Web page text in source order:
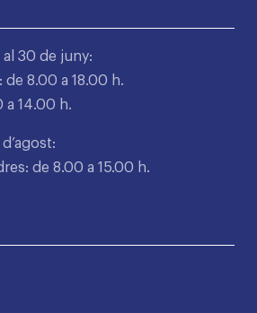
al 30 de juny:
de 8.00 a 18.00 h.
a 14.00 h.
d’agost:
de 8.00 a 15.00 h.